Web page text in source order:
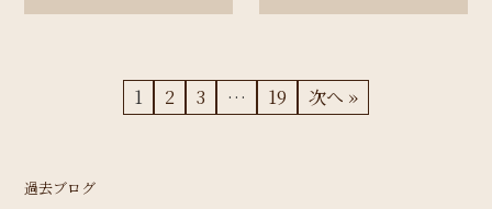
1 2 3 … 19 次へ »
過去ブログ